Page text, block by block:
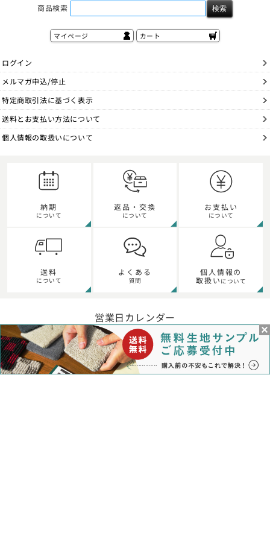
商品検索
マイページ カート
ログイン
メルマガ申込/停止
特定商取引法に基づく表示
送料とお支払い方法について
個人情報の取扱いについて
納期
について
返品・交換
について
お支払い
について
送料
について
よくある
質問
個人情報の
取扱い について
営業日カレンダー